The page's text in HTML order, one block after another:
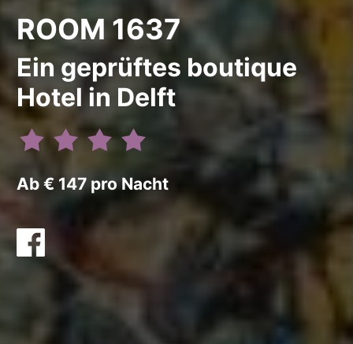
ROOM 1637
Ein geprüftes boutique
Hotel in Delft
Ab € 147 pro Nacht